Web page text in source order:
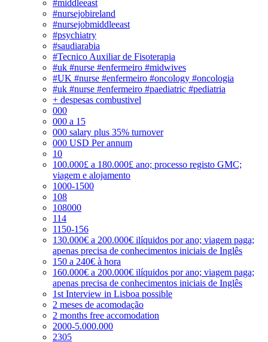
#middleeast
#nursejobireland
#nursejobmiddleeast
#psychiatry
#saudiarabia
#Tecnico Auxiliar de Fisoterapia
#uk #nurse #enfermeiro #midwives
#UK #nurse #enfermeiro #oncology #oncologia
#uk #nurse #enfermeiro #paediatric #pediatria
+ despesas combustivel
000
000 a 15
000 salary plus 35% turnover
000 USD Per annum
10
100.000£ a 180.000£ ano; processo registo GMC;
viagem e alojamento
1000-1500
108
108000
114
1150-156
130.000€ a 200.000€ ilíquidos por ano; viagem paga;
apenas precisa de conhecimentos iniciais de Inglês
150 a 240€ à hora
160.000€ a 200.000€ ilíquidos por ano; viagem paga;
apenas precisa de conhecimentos iniciais de Inglês
1st Interview in Lisboa possible
2 meses de acomodação
2 months free accomodation
2000-5.000.000
2305